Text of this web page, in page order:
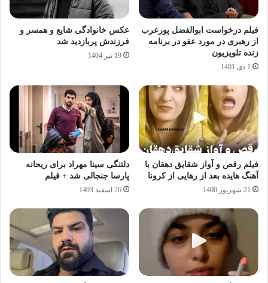
فیلم درخواست ابوالفضل پورعرب
از رهبری در مورد عفو در برنامه
زنده تلویزیون
1 دی 1401
عکس خانوادگی شایع و همسر و
فرزندش پربازدید شد
19 تیر 1404
فیلم رقص و آواز شقایق دهقان با
آهنگ هایده بعد از رهایی از کرونا
21 شهریور 1400
دلتنگی سینا مهراد برای ریحانه
پارسا جنجالی شد + فیلم
26 اسفند 1403